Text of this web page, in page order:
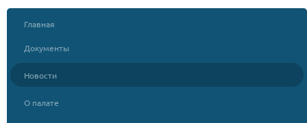
Главная
Документы
Новости
О палате